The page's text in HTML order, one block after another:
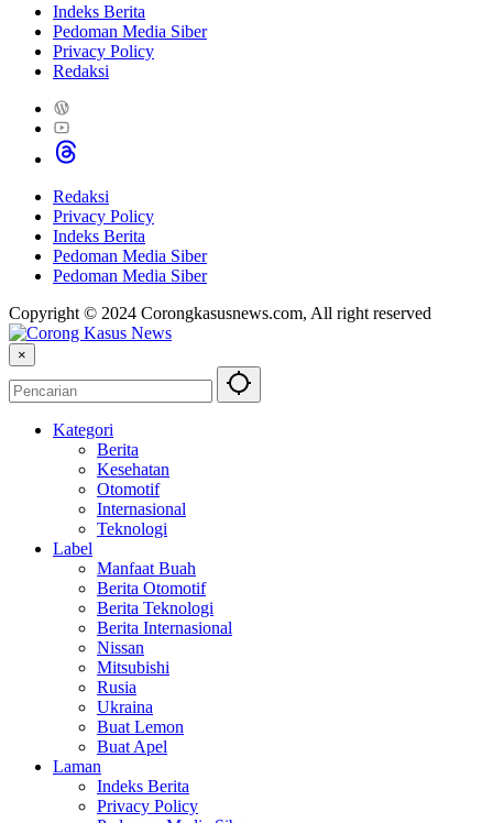
Indeks Berita
Pedoman Media Siber
Privacy Policy
Redaksi
Redaksi
Privacy Policy
Indeks Berita
Pedoman Media Siber
Pedoman Media Siber
Copyright © 2024 Corongkasusnews.com, All right reserved
×
Kategori
Berita
Kesehatan
Otomotif
Internasional
Teknologi
Label
Manfaat Buah
Berita Otomotif
Berita Teknologi
Berita Internasional
Nissan
Mitsubishi
Rusia
Ukraina
Buat Lemon
Buat Apel
Laman
Indeks Berita
Privacy Policy